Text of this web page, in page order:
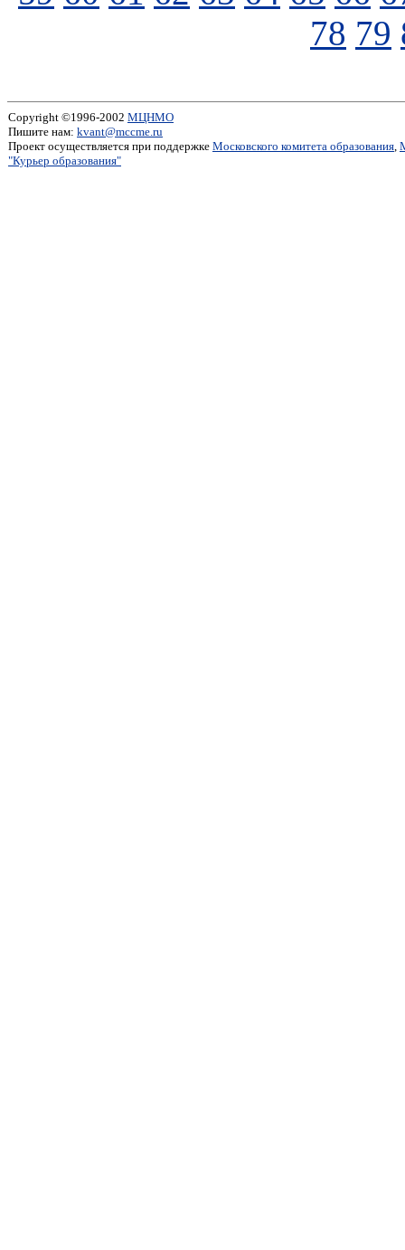
78 79
Copyright ©1996-2002 МЦНМО
Пишите нам: kvant@mccme.ru
Проект осуществляется при поддержке Московского комитета образования,
"Курьер образования"